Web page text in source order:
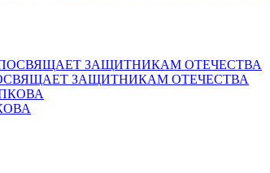
ЗАЩИТНИКАМ ОТЕЧЕСТВА